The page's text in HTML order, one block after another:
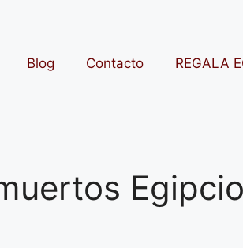
Blog Contacto REGALA
Egipcio